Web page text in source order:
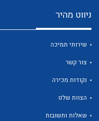
לכל מוצרי היצרן
ניווט מהיר
שירותי תמיכה
צור קשר
נקודות מכירה
הצוות שלנו
שאלות ותשובות